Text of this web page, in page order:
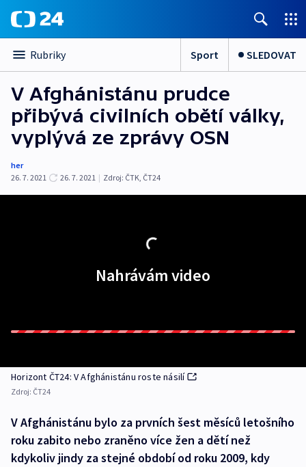
Rubriky Sport SLEDOVAT
V Afghánistánu prudce
přibývá civilních obětí války,
vyplývá ze zprávy OSN
her
26. 7. 2021
26. 7. 2021 | Zdroj: ČTK, ČT24
Nahrávám video
Horizont ČT24: V Afghánistánu roste násilí
Zdroj: ČT24
V Afghánistánu bylo za prvních šest měsíců letošního
roku zabito nebo zraněno více žen a dětí než
kdykoliv jindy za stejné období od roku 2009, kdy